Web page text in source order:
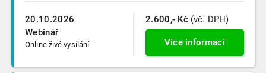
20.10.2026
Webinář
Online živé vysílání
2.600,- Kč (vč. DPH)
Více informací